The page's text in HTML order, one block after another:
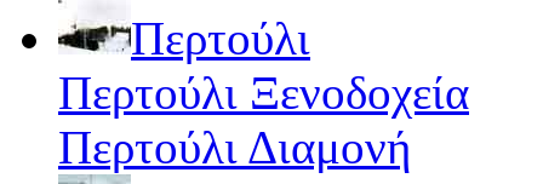
Περτούλι
Περτούλι Ξενοδοχεία
Περτούλι Διαμονή